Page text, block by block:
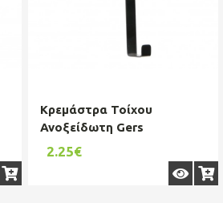
Κρεμάστρα Τοίχου
Ανοξείδωτη Gers
4,5x16,5εκ. SR00529250
2.25€